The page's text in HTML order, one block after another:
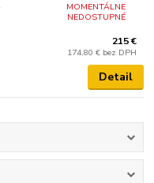
215 €
174,80 € bez DPH
MOMENTÁLNE
NEDOSTUPNÉ
Detail